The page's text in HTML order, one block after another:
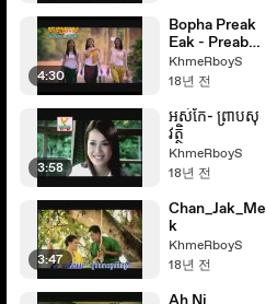
4:30
Bopha Preak
Eak - Preab
Sovath
KhmeRboyS
18년 전
3:58
អស់កែ-​ ព្រាបសុ
វត្ថិ
KhmeRboyS
18년 전
3:47
Chan_Jak_Me
k
KhmeRboyS
18년 전